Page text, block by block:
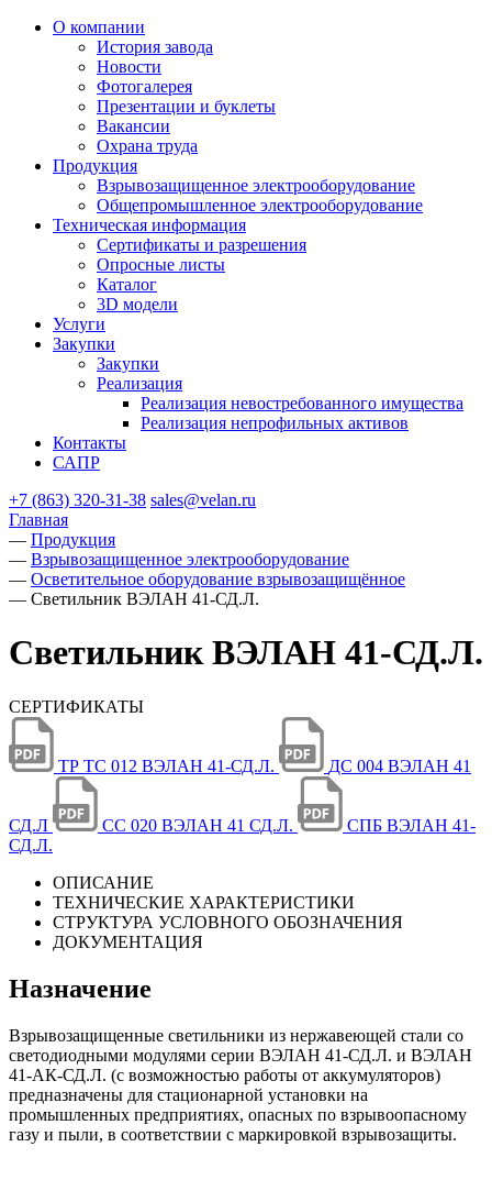
О компании
История завода
Новости
Фотогалерея
Презентации и буклеты
Вакансии
Охрана труда
Продукция
Взрывозащищенное электрооборудование
Общепромышленное электрооборудование
Техническая информация
Сертификаты и разрешения
Опросные листы
Каталог
3D модели
Услуги
Закупки
Закупки
Реализация
Реализация невостребованного имущества
Реализация непрофильных активов
Контакты
САПР
+7 (863) 320-31-38 sales@velan.ru
Главная
— Продукция
— Взрывозащищенное электрооборудование
— Осветительное оборудование взрывозащищённое
— Светильник ВЭЛАН 41-СД.Л.
Светильник ВЭЛАН 41-СД.Л.
СЕРТИФИКАТЫ
ТР ТС 012 ВЭЛАН 41-СД.Л. ДС 004 ВЭЛАН 41
СД.Л СС 020 ВЭЛАН 41 СД.Л.
СПБ ВЭЛАН 41-
СД.Л.
ОПИСАНИЕ
ТЕХНИЧЕСКИЕ ХАРАКТЕРИСТИКИ
СТРУКТУРА УСЛОВНОГО ОБОЗНАЧЕНИЯ
ДОКУМЕНТАЦИЯ
Назначение
Взрывозащищенные светильники из нержавеющей стали со
светодиодными модулями серии ВЭЛАН 41-СД.Л. и ВЭЛАН
41-АК-СД.Л. (с возможностью работы от аккумуляторов)
предназначены для стационарной установки на
промышленных предприятиях, опасных по взрывоопасному
газу и пыли, в соответствии с маркировкой взрывозащиты.